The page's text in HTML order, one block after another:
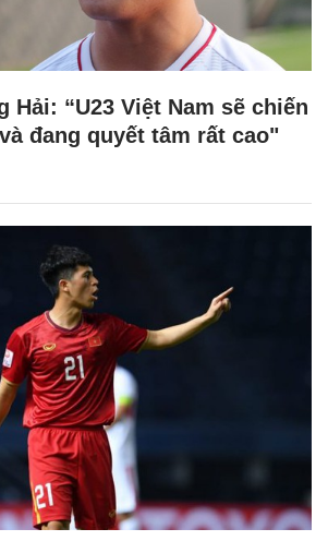
Hải: “U23 Việt Nam sẽ chiến
đang quyết tâm rất cao"